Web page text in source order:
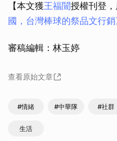
【本文獲王福闓授權刊登，
國，台灣棒球的祭品文行銷
審稿編輯：林玉婷
查看原始文章
#情緒 #中華隊 #社群
生活